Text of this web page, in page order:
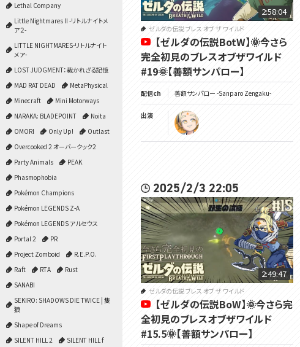
Lethal Company
Little Nightmares II -リトルナイトメ
ア２-
LITTLE NIGHTMARES-リトルナイト
メア-
LOST JUDGMENT：裁かれざる記憶
MAD RAT DEAD
MetaPhysical
Minecraft
Mini Motorways
NARAKA: BLADEPOINT
Noita
OMORI
Only Up!
Outlast
Overcooked 2 オーバークック2
Party Animals
PEAK
Phasmophobia
Pokémon Champions
Pokémon LEGENDS Z-A
Pokémon LEGENDS アルセウス
Portal 2
PR
Project Zomboid
R.E.P.O.
Raft
RTA
Rust
SANABI
SEKIRO: SHADOWS DIE TWICE | 隻
狼
Shape of Dreams
SILENT HILL 2
SILENT HILL f
2:58:04
ゼルダの伝説 ブレス オブ ザ ワイルド
【ゼルダの伝説BotW】🌞今さら
完全初見のブレスオブザワイルド
#19🌞【善額サンパロー】
配信ch 善額サンパロー -Sanparo Zengaku-
出演
2025/2/3 22:05
2:49:47
ゼルダの伝説 ブレス オブ ザ ワイルド
【ゼルダの伝説BoW】🌞今さら完
全初見のブレスオブザワイルド
#15.5🌞【善額サンパロー】